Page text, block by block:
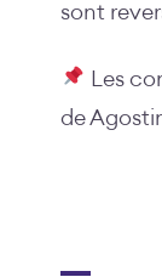
sont
Les
de